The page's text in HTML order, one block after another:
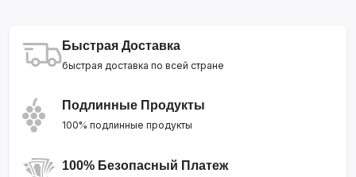
Быстрая Доставка
быстрая доставка по всей стране
Подлинные Продукты
100% подлинные продукты
100% Безопасный Платеж